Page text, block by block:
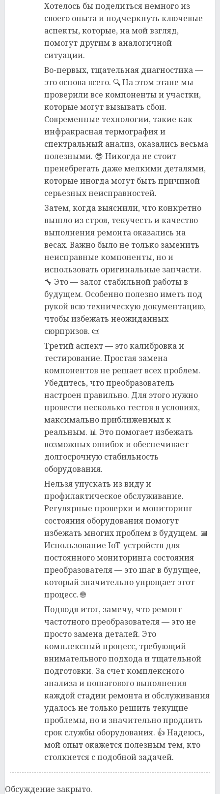
Хотелось бы поделиться немного из
своего опыта и подчеркнуть ключевые
аспекты, которые, на мой взгляд,
помогут другим в аналогичной
ситуации.
Во-первых, тщательная диагностика —
это основа всего. 🔍 На этом этапе мы
проверили все компоненты и участки,
которые могут вызывать сбои.
Современные технологии, такие как
инфракрасная термография и
спектральный анализ, оказались весьма
полезными. 😎 Никогда не стоит
пренебрегать даже мелкими деталями,
которые иногда могут быть причиной
серьезных неисправностей.
Затем, когда выяснили, что конкретно
вышло из строя, текучесть и качество
выполнения ремонта оказались на
весах. Важно было не только заменить
неисправные компоненты, но и
использовать оригинальные запчасти.
🔧 Это — залог стабильной работы в
будущем. Особенно полезно иметь под
рукой всю техническую документацию,
чтобы избежать неожиданных
сюрпризов. 📜
Третий аспект — это калибровка и
тестирование. Простая замена
компонентов не решает всех проблем.
Убедитесь, что преобразователь
настроен правильно. Для этого нужно
провести несколько тестов в условиях,
максимально приближенных к
реальным. 📊 Это помогает избежать
возможных ошибок и обеспечивает
долгосрочную стабильность
оборудования.
Нельзя упускать из виду и
профилактическое обслуживание.
Регулярные проверки и мониторинг
состояния оборудования помогут
избежать многих проблем в будущем. 📅
Использование IoT-устройств для
постоянного мониторинга состояния
преобразователя — это шаг в будущее,
который значительно упрощает этот
процесс. 🌐
Подводя итог, замечу, что ремонт
частотного преобразователя — это не
просто замена деталей. Это
комплексный процесс, требующий
внимательного подхода и тщательной
подготовки. За счет комплексного
анализа и пошагового выполнения
каждой стадии ремонта и обслуживания
удалось не только решить текущие
проблемы, но и значительно продлить
срок службы оборудования. 👍 Надеюсь,
мой опыт окажется полезным тем, кто
столкнется с подобной задачей.
Обсуждение закрыто.